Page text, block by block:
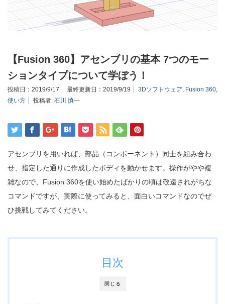
【Fusion 360】アセンブリの基本 7つのモー
ションタイプについて学ぼう！
投稿日： 2019/9/17 最終更新日： 2019/9/19 3Dソフトウェア, Fusion 360,
使い方
投稿者: 石川 慎一
アセンブリを用いれば、部品（コンポーネント）同士を組み合わ
せ、指定した通りに作成したボディを動かせます。操作がやや複
雑なので、Fusion 360を使い始めたばかりの頃は敬遠されがちな
コマンドですが、実際に使ってみると、面白いコマンドなのでぜ
ひ挑戦してみてください。
閉じる
目次